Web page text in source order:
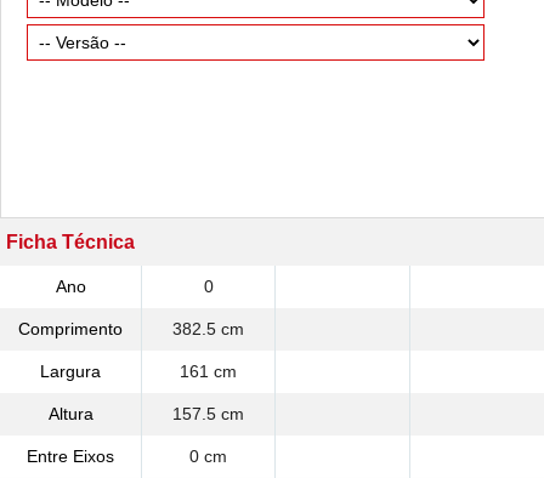
Ficha Técnica
Ano 0
Comprimento 382.5 cm
Largura 161 cm
Altura 157.5 cm
Entre Eixos 0 cm